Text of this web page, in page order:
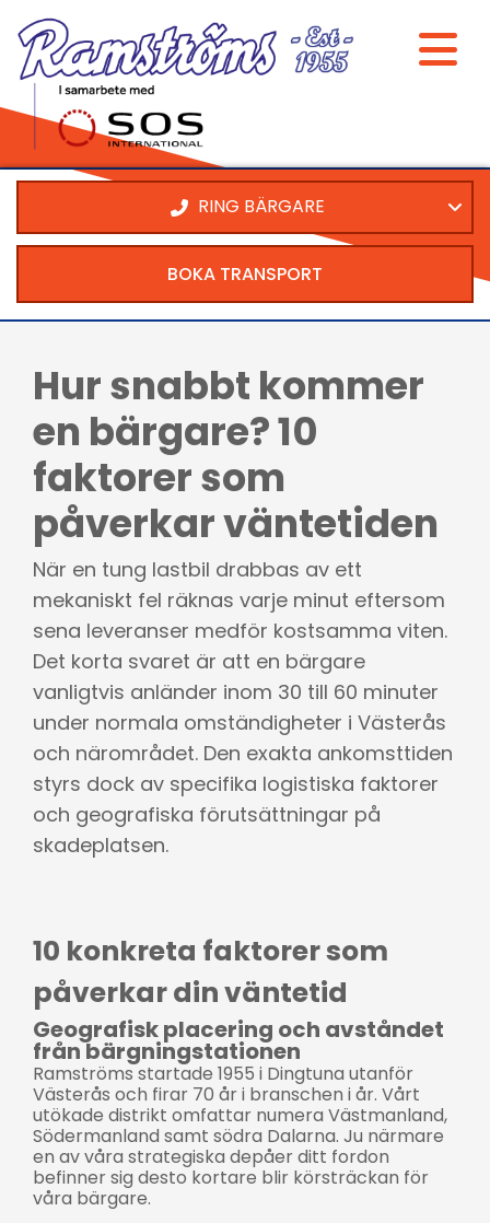
RING BÄRGARE
BOKA TRANSPORT
Hur snabbt kommer
en bärgare? 10
faktorer som
påverkar väntetiden
När en tung lastbil drabbas av ett
mekaniskt fel räknas varje minut eftersom
sena leveranser medför kostsamma viten.
Det korta svaret är att en bärgare
vanligtvis anländer inom 30 till 60 minuter
under normala omständigheter i Västerås
och närområdet. Den exakta ankomsttiden
styrs dock av specifika logistiska faktorer
och geografiska förutsättningar på
skadeplatsen.
10 konkreta faktorer som
påverkar din väntetid
Geografisk placering och avståndet
från bärgningstationen
Ramströms startade 1955 i Dingtuna utanför
Västerås och firar 70 år i branschen i år. Vårt
utökade distrikt omfattar numera Västmanland,
Södermanland samt södra Dalarna. Ju närmare
en av våra strategiska depåer ditt fordon
befinner sig desto kortare blir körsträckan för
våra bärgare.